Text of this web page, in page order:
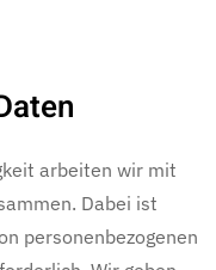
arbeiten wir mit
Dabei ist
personenbezogenen